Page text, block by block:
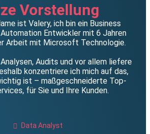
Vorstellung
ist Valery, ich bin ein Business
Entwickler mit 6 Jahren
Arbeit mit Microsoft Technologie.
Audits und vor allem liefere
konzentriere ich mich auf das,
ist – maßgeschneiderte Top-
für Sie und Ihre Kunden.
Data Analyst